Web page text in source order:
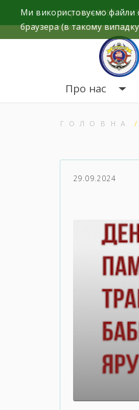
content
Україна, 69011, м.
Про нас
ГОЛОВНА
29.09.2024
Ми використовуємо файли
браузера (в такому